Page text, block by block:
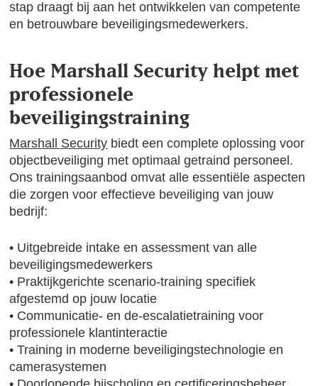
stap draagt bij aan het ontwikkelen van competente
en betrouwbare beveiligingsmedewerkers.
Hoe Marshall Security helpt met
professionele
beveiligingstraining
Marshall Security biedt een complete oplossing voor
objectbeveiliging met optimaal getraind personeel.
Ons trainingsaanbod omvat alle essentiële aspecten
die zorgen voor effectieve beveiliging van jouw
bedrijf:
• Uitgebreide intake en assessment van alle
beveiligingsmedewerkers
• Praktijkgerichte scenario-training specifiek
afgestemd op jouw locatie
• Communicatie- en de-escalatietraining voor
professionele klantinteractie
• Training in moderne beveiligingstechnologie en
camerasystemen